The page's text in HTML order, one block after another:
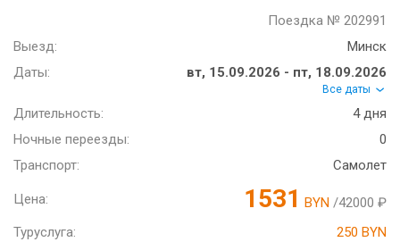
Поездка № 202991
Выезд:
Минск
Даты:
вт, 15.09.2026 - пт, 18.09.2026
Все даты
Длительность:
4 дня
Ночные переезды:
0
Транспорт:
Самолет
Цена: 1531 BYN /42000 ₽
Туруслуга:
250 BYN